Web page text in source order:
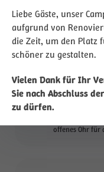
Als Inhaber sorgt
offenes Ohr für
Liebe Gäste, unser
aufgrund von
die Zeit, um den Platz
schöner zu gestalten.
Vielen Dank für Ihr
Sie nach Abschluss
zu dürfen.